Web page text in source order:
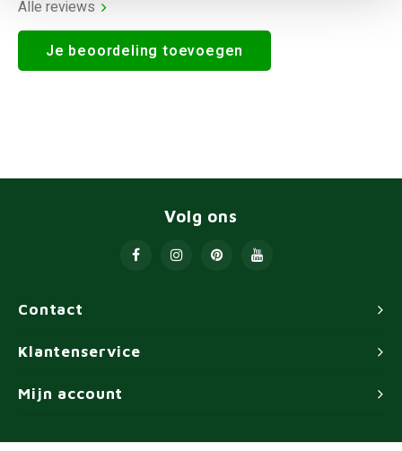
Alle reviews
Je beoordeling toevoegen
Contact
Volg ons
Klantenservice
Mijn account